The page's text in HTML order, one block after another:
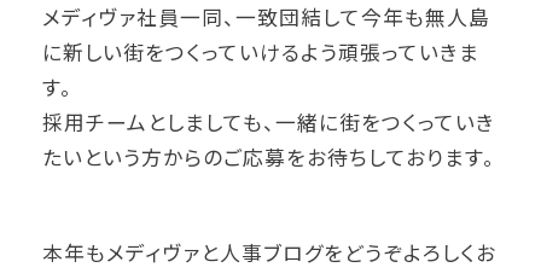
メディヴァ社員一同、一致団結して今年も無人島
に新しい街をつくっていけるよう頑張っていきま
す。
採用チームとしましても、一緒に街をつくっていき
たいという方からのご応募をお待ちしております。
本年もメディヴァと人事ブログをどうぞよろしくお